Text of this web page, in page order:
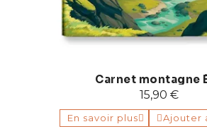
Carnet montagne
15,90 €
En savoir plus Ajouter